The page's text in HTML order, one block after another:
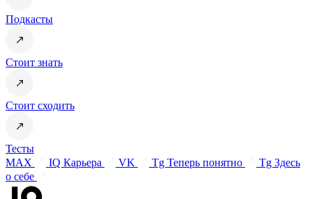
Подкасты
Стоит знать
Стоит сходить
Тесты
MAX
IQ Карьера VK Tg Теперь понятно
Tg Здесь
о себе